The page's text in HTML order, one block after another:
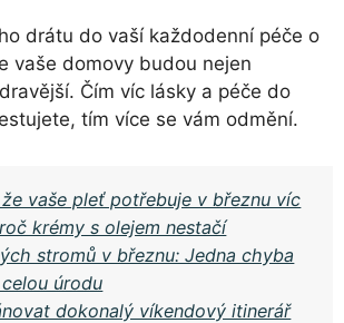
drátu do vaší každodenní péče o
vaše domovy budou nejen
Čím víc lásky a péče do
tím více se vám odmění.
vaše pleť potřebuje v březnu víc
krémy s olejem nestačí
stromů v březnu: Jedna chyba
úrodu
dokonalý víkendový itinerář